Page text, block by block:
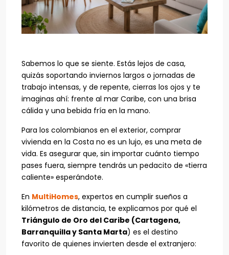
Sabemos lo que se siente. Estás lejos de casa,
quizás soportando inviernos largos o jornadas de
trabajo intensas, y de repente, cierras los ojos y te
imaginas ahí: frente al mar Caribe, con una brisa
cálida y una bebida fría en la mano.
Para los colombianos en el exterior, comprar
vivienda en la Costa no es un lujo, es una meta de
vida. Es asegurar que, sin importar cuánto tiempo
pases fuera, siempre tendrás un pedacito de «tierra
caliente» esperándote.
En MultiHomes, expertos en cumplir sueños a
kilómetros de distancia, te explicamos por qué el
Triángulo de Oro del Caribe (Cartagena,
Barranquilla y Santa Marta) es el destino
favorito de quienes invierten desde el extranjero: